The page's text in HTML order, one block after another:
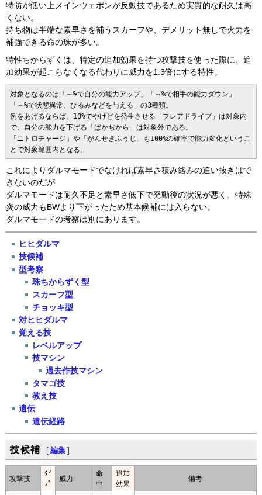
特防が低い上メインウェポンが反動技であるため実質的な耐久は高
くない。
持ち物は半端な素早さを補うスカーフや、デメリット無しで火力を
補強できる命の珠が多い。
特性ちからずくは、特定の追加効果を持つ攻撃技を使った際に、追
加効果が起こらなくなる代わりに威力を1.3倍にする特性。
対象となるのは「～%で自分の能力アップ」「～%で相手の能力ダウン」
「～%で状態異常、ひるみなどを与える」の3種類。
例をあげるならば、10%でやけどを発生させる「フレアドライブ」は対象内
で、自分の能力を下げる「ばかぢから」は対象外である。
「ニトロチャージ」や「がんせきふうじ」も100%の確率で能力変化というこ
とで対象範囲内となる。
これによりダルマモードでなければ素早さ積み絡みの追い抜きはで
きないのだが
ダルマモードは耐久不足と素早さ低下で発動後の状況が悪く、特殊
炎の威力もBWより下がったため基本候補には入らない。
ダルマモードの考察は別にあります。
ヒヒダルマ
技候補
型考察
珠ちからずく型
スカーフ型
チョッキ型
対ヒヒダルマ
覚える技
レベルアップ
技マシン
過去作技マシン
タマゴ技
教え技
遺伝
遺伝経路
技候補 [ 編集 ]
攻撃技
ﾀｲ
ﾌﾟ
威力
命
中
追加
効果
備考